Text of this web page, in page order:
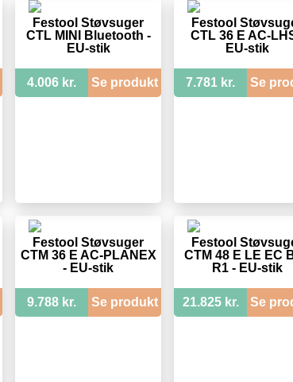
Festool Støvsuger
CTL MINI Bluetooth -
EU-stik
4.006 kr. Se produkt
Festool
CTL 36 E AC-
EU-stik
7.781 kr. Se
Festool Støvsuger
CTM 36 E AC-PLANEX
- EU-stik
9.788 kr. Se produkt
Festool
CTM 48 E LE EC
R1 - EU-stik
21.825 kr. Se